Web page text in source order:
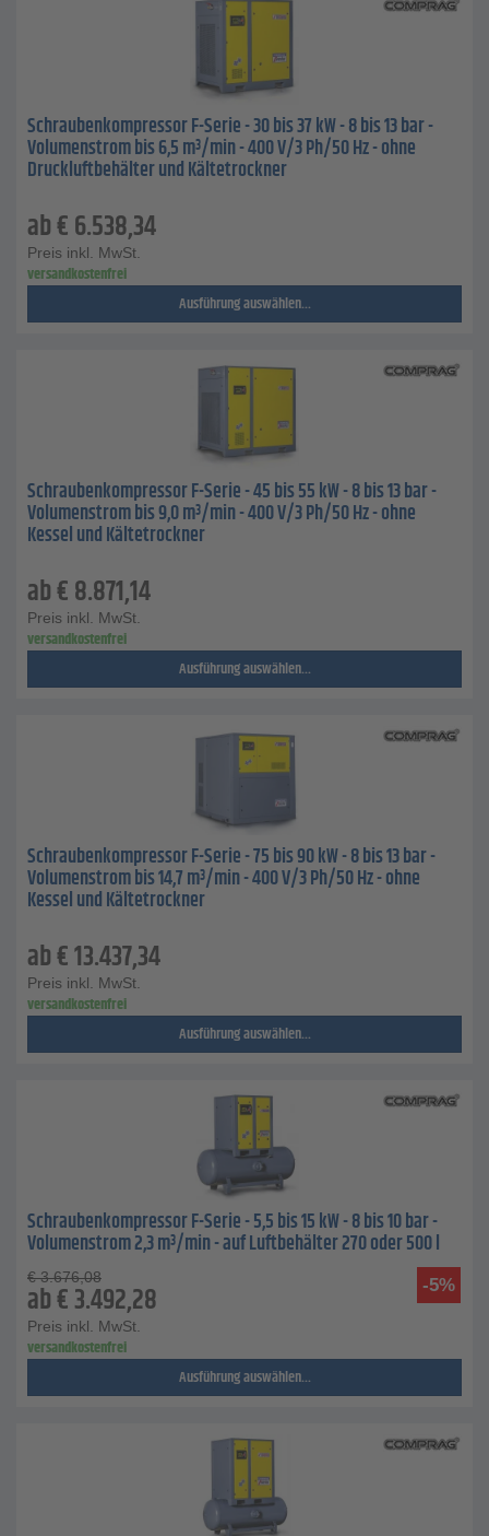
Schraubenkompressor F-Serie - 30 bis 37 kW - 8 bis 13 bar -
Volumenstrom bis 6,5 m³/min - 400 V/3 Ph/50 Hz - ohne
Druckluftbehälter und Kältetrockner
ab€6.538,34
Preis inkl. MwSt.
versandkostenfrei
Ausführung auswählen...
Schraubenkompressor F-Serie - 45 bis 55 kW - 8 bis 13 bar -
Volumenstrom bis 9,0 m³/min - 400 V/3 Ph/50 Hz - ohne
Kessel und Kältetrockner
ab€8.871,14
Preis inkl. MwSt.
versandkostenfrei
Ausführung auswählen...
Schraubenkompressor F-Serie - 75 bis 90 kW - 8 bis 13 bar -
Volumenstrom bis 14,7 m³/min - 400 V/3 Ph/50 Hz - ohne
Kessel und Kältetrockner
ab€13.437,34
Preis inkl. MwSt.
versandkostenfrei
Ausführung auswählen...
Schraubenkompressor F-Serie - 5,5 bis 15 kW - 8 bis 10 bar -
Volumenstrom 2,3 m³/min - auf Luftbehälter 270 oder 500 l
-5%
€ 3.676,08
ab€3.492,28
Preis inkl. MwSt.
versandkostenfrei
Ausführung auswählen...